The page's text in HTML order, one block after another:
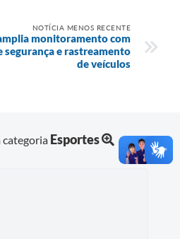
NOTÍCIA MENOS RECENTE
monitoramento com
e rastreamento
de veículos
categoria Esportes